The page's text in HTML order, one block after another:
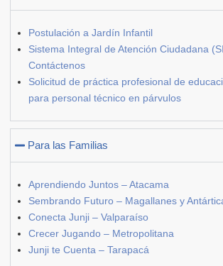
Postulación a Jardín Infantil
Sistema Integral de Atención Ciudadana
Contáctenos
Solicitud de práctica profesional de
para personal técnico en párvulos
Para las Familias
Aprendiendo Juntos – Atacama
Sembrando Futuro – Magallanes y
Conecta Junji – Valparaíso
Crecer Jugando – Metropolitana
Junji te Cuenta – Tarapacá